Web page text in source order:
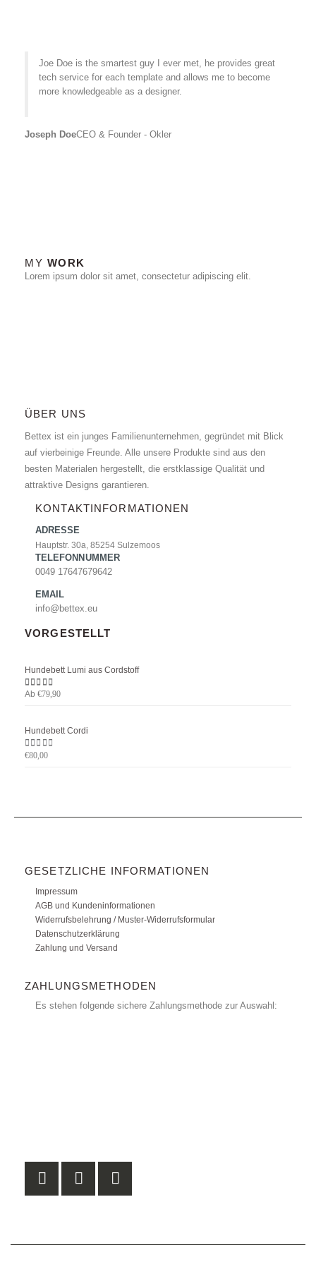
Joe Doe is the smartest guy I ever met, he provides great
tech service for each template and allows me to become
more knowledgeable as a designer.
Joseph DoeCEO & Founder - Okler
MY WORK
Lorem ipsum dolor sit amet, consectetur adipiscing elit.
ÜBER UNS
Bettex ist ein junges Familienunternehmen, gegründet mit Blick
auf vierbeinige Freunde. Alle unsere Produkte sind aus den
besten Materialen hergestellt, die erstklassige Qualität und
attraktive Designs garantieren.
KONTAKTINFORMATIONEN
ADRESSE
Hauptstr. 30a, 85254 Sulzemoos
TELEFONNUMMER
0049 17647679642
EMAIL
info@bettex.eu
VORGESTELLT
Hundebett Lumi aus Cordstoff
5.00von 5
Ab €79,90
Hundebett Cordi
0von 5
€80,00
GESETZLICHE INFORMATIONEN
Impressum
AGB und Kundeninformationen
Widerrufsbelehrung / Muster-Widerrufsformular
Datenschutzerklärung
Zahlung und Versand
ZAHLUNGSMETHODEN
Es stehen folgende sichere Zahlungsmethode zur Auswahl: